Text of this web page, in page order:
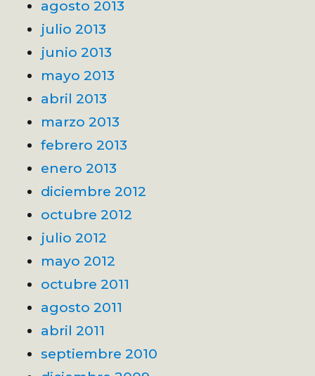
agosto 2013
julio 2013
junio 2013
mayo 2013
abril 2013
marzo 2013
febrero 2013
enero 2013
diciembre 2012
octubre 2012
julio 2012
mayo 2012
octubre 2011
agosto 2011
abril 2011
septiembre 2010